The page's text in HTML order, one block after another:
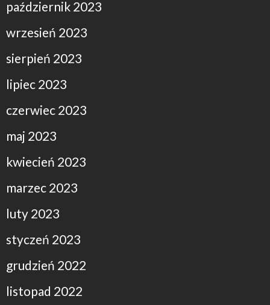
październik 2023
wrzesień 2023
sierpień 2023
lipiec 2023
czerwiec 2023
maj 2023
kwiecień 2023
marzec 2023
luty 2023
styczeń 2023
grudzień 2022
listopad 2022